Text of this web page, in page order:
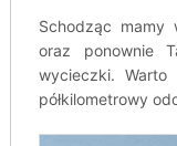
Schodząc mamy
oraz ponownie
wycieczki. Warto
półkilometrowy